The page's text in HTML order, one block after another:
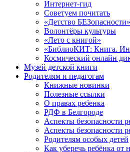
Интернет-гид
Советуем почитать
«Детство БЕЗопасности»
Волонтёры культуры
«Лето с книгой»
«БиблиоКИТ: Книга.
Космический онлайн
Музей детской книги
Родителям и педагогам
Книжные новинки
Полезные ссылки
О правах ребенка
РДФ в Белгороде
Аспекты безопасности
Аспекты безопасности
Родителям особых детей
Как уберечь ребёнка от